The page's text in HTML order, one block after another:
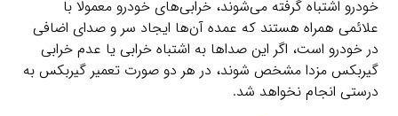
خودرو اشتباه گرفته می‌شوند، خرابی‌های خودرو معمولا با
علائمی همراه هستند که عمده آن‌ها ایجاد سر و صدای اضافی
در خودرو است، اگر این صداها به اشتباه خرابی یا عدم خرابی
گیربکس مزدا مشخص شوند، در هر دو صورت تعمیر گیربکس به
درستی انجام نخواهد شد.